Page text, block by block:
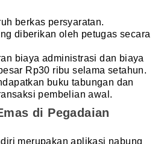
berkas persyaratan.
diberikan oleh petugas secara
biaya administrasi dan biaya
Rp30 ribu selama setahun.
buku tabungan dan
pembelian awal.
di Pegadaian
merupakan aplikasi nabung